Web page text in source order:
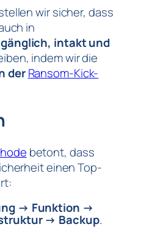
wir sicher, dass
in
intakt und
indem wir die
derRansom-Kick-
betont, dass
einen Top-
→ Funktion →
→ Backup.